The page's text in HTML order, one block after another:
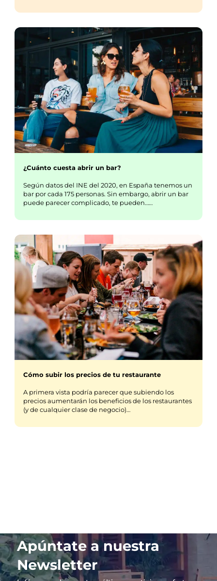
¿Cuánto cuesta abrir un bar?
Según datos del INE del 2020, en España tenemos un
bar por cada 175 personas. Sin embargo, abrir un bar
puede parecer complicado, te pueden……
Cómo subir los precios de tu restaurante
A primera vista podría parecer que subiendo los
precios aumentarán los beneficios de los restaurantes
(y de cualquier clase de negocio)…
Apúntate a nuestra
Newsletter